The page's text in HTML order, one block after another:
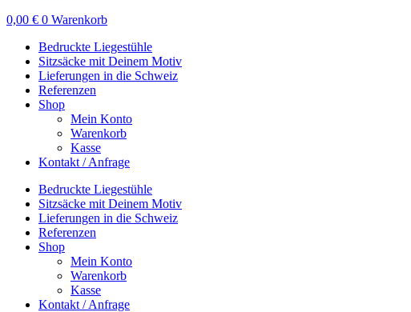
0,00 € 0 Warenkorb
Bedruckte Liegestühle
Sitzsäcke mit Deinem Motiv
Lieferungen in die Schweiz
Referenzen
Shop
Mein Konto
Warenkorb
Kasse
Kontakt / Anfrage
Bedruckte Liegestühle
Sitzsäcke mit Deinem Motiv
Lieferungen in die Schweiz
Referenzen
Shop
Mein Konto
Warenkorb
Kasse
Kontakt / Anfrage